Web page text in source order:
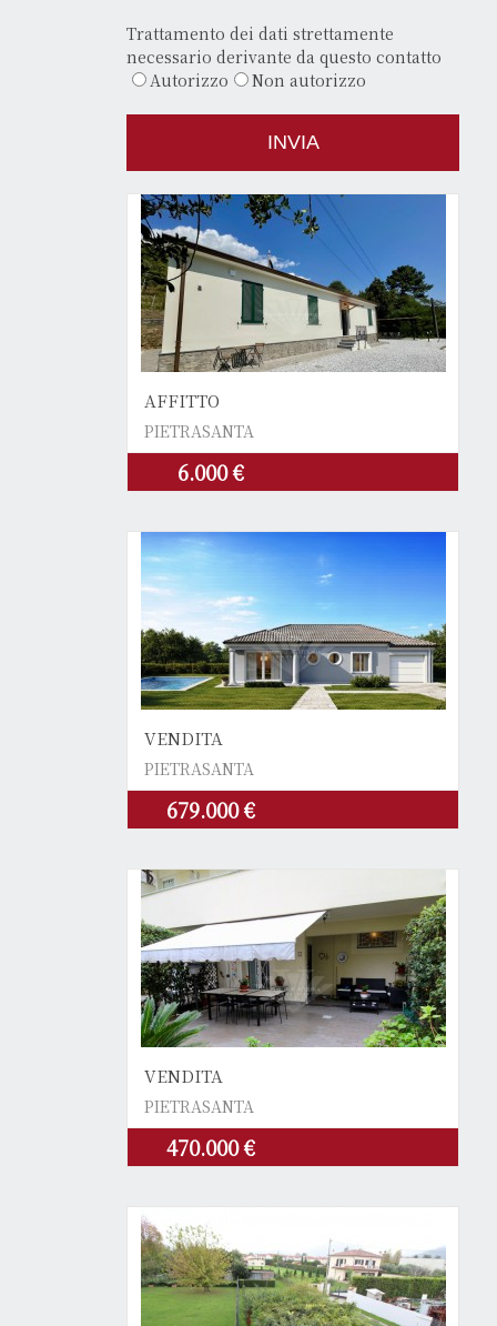
Trattamento dei dati strettamente
necessario derivante da questo contatto
Autorizzo
Non autorizzo
AFFITTO
PIETRASANTA
6.000 €
VENDITA
PIETRASANTA
679.000 €
VENDITA
PIETRASANTA
470.000 €